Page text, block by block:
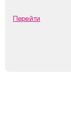
Перейти